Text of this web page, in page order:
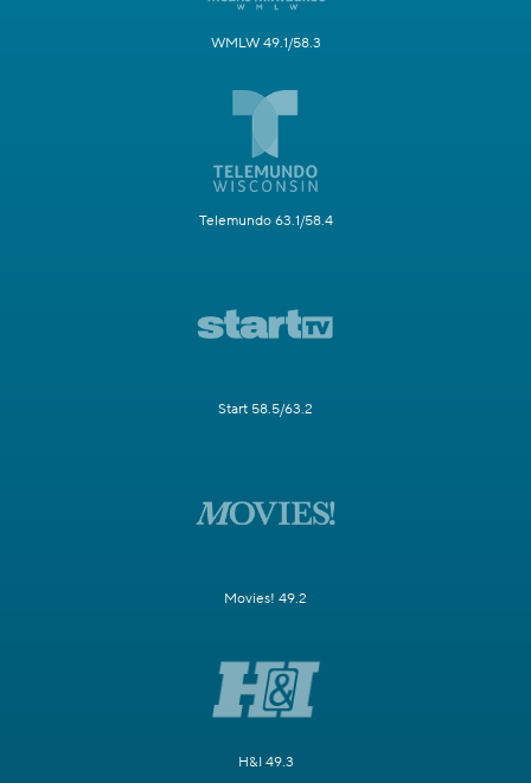
WMLW 49.1/58.3
Telemundo 63.1/58.4
Start 58.5/63.2
Movies! 49.2
H&I 49.3